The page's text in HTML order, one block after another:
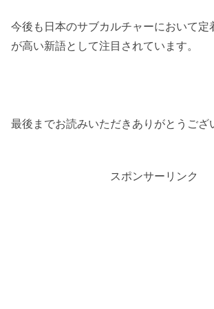
今後も日本のサブカルチャーにおいて定
が高い新語として注目されています。
最後までお読みいただきありがとうござ
スポンサーリンク